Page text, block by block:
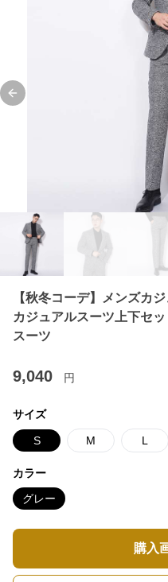
Previous slide
【秋冬コーデ】メンズカ
カジュアルスーツ上下セ
スーツ
9,040 円
サイズ
S M L
カラー
グレー
購入